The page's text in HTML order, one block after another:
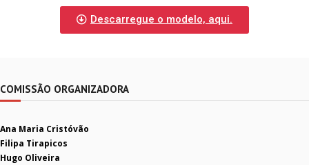
Descarregue o modelo, aqui.
COMISSÃO ORGANIZADORA
Ana Maria Cristóvão
Filipa Tirapicos
Hugo Oliveira